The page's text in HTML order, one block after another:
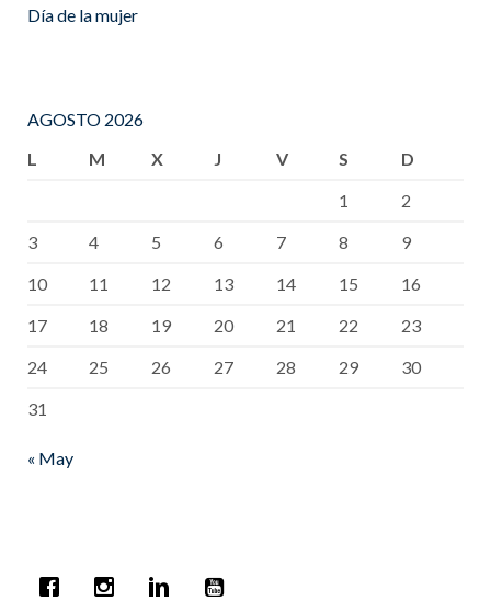
Día de la mujer
AGOSTO 2026
L
M X J V S
D
1
2
3
4 5 6 7 8
9
10
11 12 13 14 15
16
17
18 19 20 21 22
23
24
25 26 27 28 29
30
31
« May